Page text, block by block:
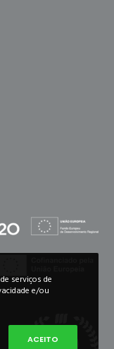
serviços de
e/ou
ACEITO